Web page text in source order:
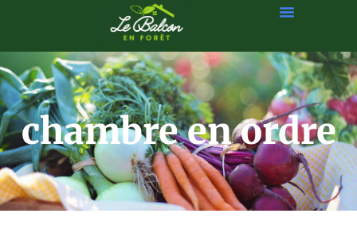
chambre en ordre